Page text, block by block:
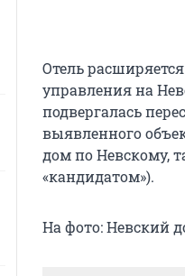
Отель
управления на
подвергалась
выявленного
дом по Невскому,
«кандидатом»).
На фото: Невский